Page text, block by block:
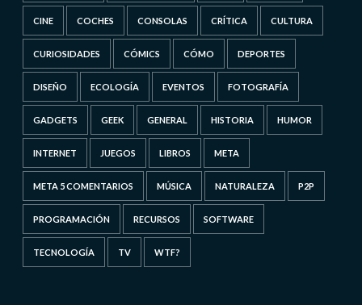
CINE COCHES CONSOLAS CRÍTICA CULTURA
CURIOSIDADES CÓMICS CÓMO DEPORTES
DISEÑO ECOLOGÍA EVENTOS FOTOGRAFÍA
GADGETS GEEK GENERAL HISTORIA HUMOR
INTERNET JUEGOS LIBROS META
META 5 COMENTARIOS MÚSICA NATURALEZA P2P
PROGRAMACIÓN RECURSOS SOFTWARE
TECNOLOGÍA TV WTF?